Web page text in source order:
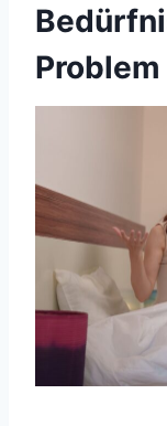
Problem